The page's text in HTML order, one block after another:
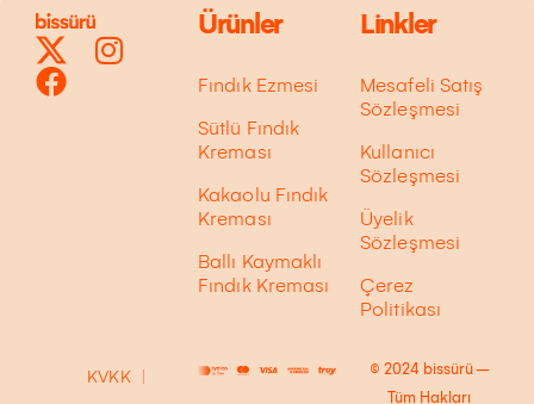
X
i
I
F
a
Ürünler
Fındık Ezmesi
Sütlü Fındık
Kreması
Kakaolu Fındık
Kreması
Ballı Kaymaklı
Fındık Kreması
Linkler
Mesafeli Satış
Sözleşmesi
Kullanıcı
Sözleşmesi
Üyelik
Sözleşmesi
Çerez
Politikası
© 2024 bissürü –
Tüm Hakları
KVKK